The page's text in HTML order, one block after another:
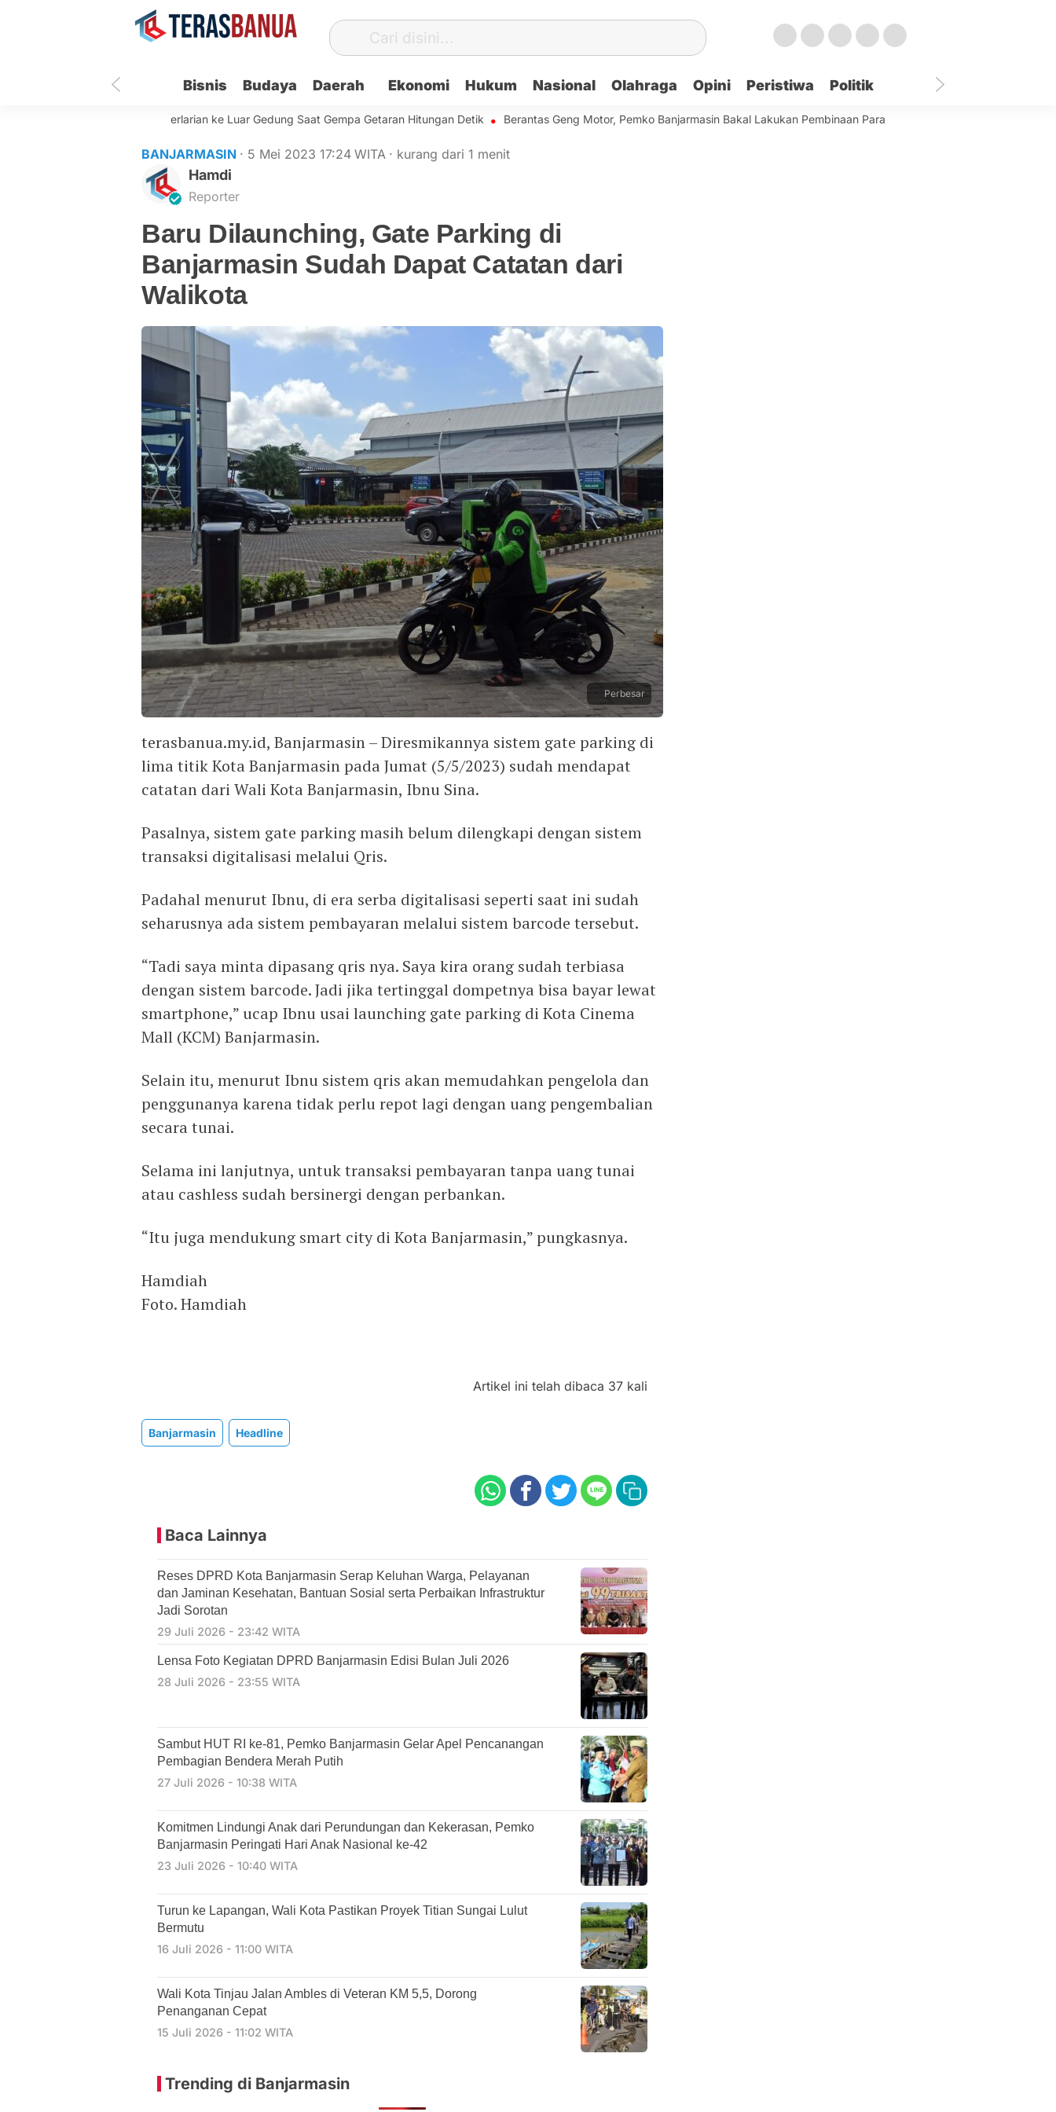
Bisnis Budaya Daerah Ekonomi Hukum Nasional Olahraga Opini Peristiwa Politik
ASN Pemko Banjarmasin Berlarian ke Luar Gedung Saat Gempa Getaran Hitungan Detik Berantas Geng Motor, Pemko Banjarmasin Bakal Lakukan Pembinaan Para Remaja Terjaring
BANJARMASIN · 5 Mei 2023 17:24 WITA · kurang dari 1 menit
Hamdi
Reporter
Baru Dilaunching, Gate Parking di
Banjarmasin Sudah Dapat Catatan dari
Walikota
Perbesar
terasbanua.my.id, Banjarmasin – Diresmikannya sistem gate parking di
lima titik Kota Banjarmasin pada Jumat (5/5/2023) sudah mendapat
catatan dari Wali Kota Banjarmasin, Ibnu Sina.
Pasalnya, sistem gate parking masih belum dilengkapi dengan sistem
transaksi digitalisasi melalui Qris.
Padahal menurut Ibnu, di era serba digitalisasi seperti saat ini sudah
seharusnya ada sistem pembayaran melalui sistem barcode tersebut.
“Tadi saya minta dipasang qris nya. Saya kira orang sudah terbiasa
dengan sistem barcode. Jadi jika tertinggal dompetnya bisa bayar lewat
smartphone,” ucap Ibnu usai launching gate parking di Kota Cinema
Mall (KCM) Banjarmasin.
Selain itu, menurut Ibnu sistem qris akan memudahkan pengelola dan
penggunanya karena tidak perlu repot lagi dengan uang pengembalian
secara tunai.
Selama ini lanjutnya, untuk transaksi pembayaran tanpa uang tunai
atau cashless sudah bersinergi dengan perbankan.
“Itu juga mendukung smart city di Kota Banjarmasin,” pungkasnya.
Hamdiah
Foto. Hamdiah
Artikel ini telah dibaca 37 kali
Banjarmasin Headline
Baca Lainnya
Reses DPRD Kota Banjarmasin Serap Keluhan Warga, Pelayanan
dan Jaminan Kesehatan, Bantuan Sosial serta Perbaikan Infrastruktur
Jadi Sorotan
29 Juli 2026 - 23:42 WITA
Lensa Foto Kegiatan DPRD Banjarmasin Edisi Bulan Juli 2026
28 Juli 2026 - 23:55 WITA
Sambut HUT RI ke-81, Pemko Banjarmasin Gelar Apel Pencanangan
Pembagian Bendera Merah Putih
27 Juli 2026 - 10:38 WITA
Komitmen Lindungi Anak dari Perundungan dan Kekerasan, Pemko
Banjarmasin Peringati Hari Anak Nasional ke-42
23 Juli 2026 - 10:40 WITA
Turun ke Lapangan, Wali Kota Pastikan Proyek Titian Sungai Lulut
Bermutu
16 Juli 2026 - 11:00 WITA
​Wali Kota Tinjau Jalan Ambles di Veteran KM 5,5, Dorong
Penanganan Cepat
15 Juli 2026 - 11:02 WITA
Trending di Banjarmasin